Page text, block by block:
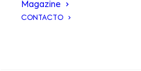
Magazine
CONTACTOambiental